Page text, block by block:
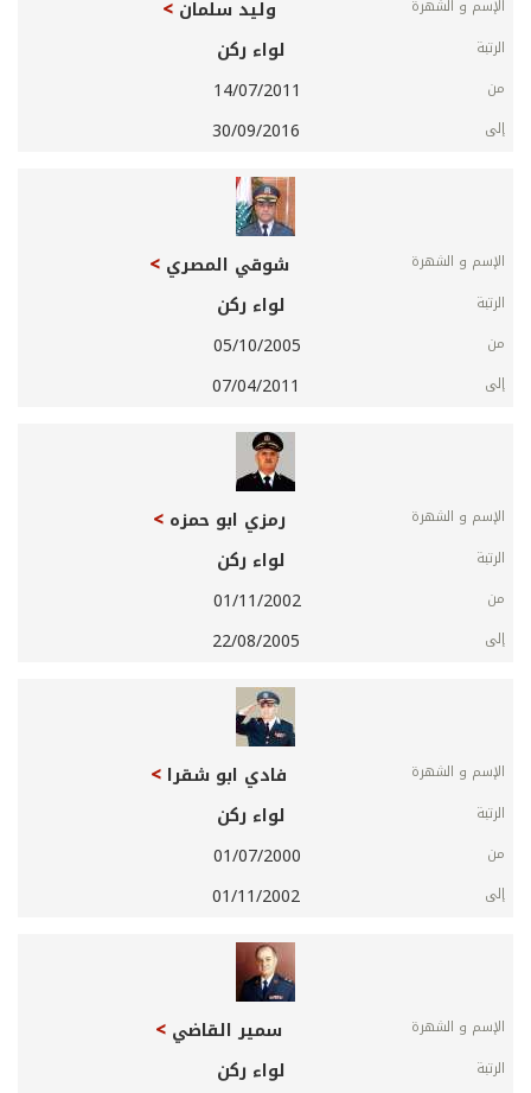
وليد سلمان
لواء ركن
14/07/2011
30/09/2016
شوقي المصري
لواء ركن
05/10/2005
07/04/2011
رمزي ابو حمزه
لواء ركن
01/11/2002
22/08/2005
فادي ابو شقرا
لواء ركن
01/07/2000
01/11/2002
سمير القاضي
لواء ركن